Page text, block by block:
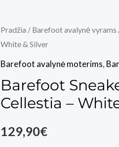
Pradžia / Barefoot avalynė vyrams
White & Silver
Barefoot avalynė moterims,
Barefoot
Cellestia –
129,90€